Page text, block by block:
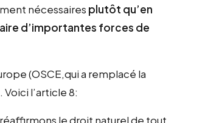
nécessaires plutôt qu’en
d’importantes forces de
(OSCE,qui a remplacé la
Voici l’article 8:
le droit naturel de tout